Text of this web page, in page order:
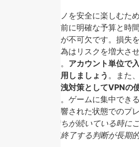
オンラインカジノを安全に楽しむた
て、まずプレイ前に明確な予算と時
を厳守する習慣が不可欠です。損失
「追いかけ」行為はリスクを増大さ
典型的な罠です。 アカウント単位で
る機能を必ず活用しましょう 。また、
も、個人情報漏洩対策としてVPNの
。ゲームに集中でき
ールや感情に影響された状態でのプ
むしろ、勝ちが続いている時に
利益を確定して終了する判断が長期